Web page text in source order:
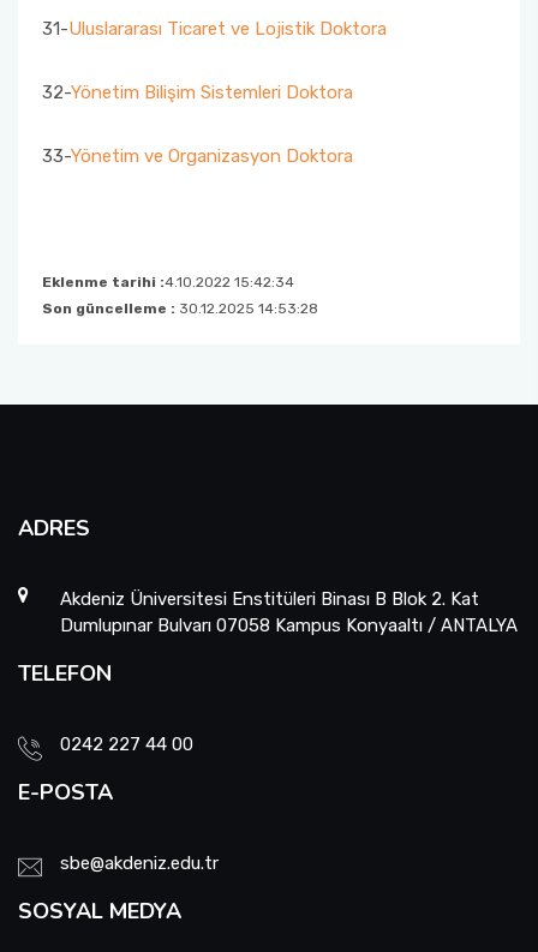
31-Uluslararası Ticaret ve Lojistik Doktora
32-Yönetim Bilişim Sistemleri Doktora
33-Yönetim ve Organizasyon Doktora
Eklenme tarihi :4.10.2022 15:42:34
Son güncelleme : 30.12.2025 14:53:28
ADRES
Akdeniz Üniversitesi Enstitüleri Binası B Blok 2. Kat
Dumlupınar Bulvarı 07058 Kampus Konyaaltı / ANTALYA
TELEFON
0242 227 44 00
E-POSTA
sbe@akdeniz.edu.tr
SOSYAL MEDYA